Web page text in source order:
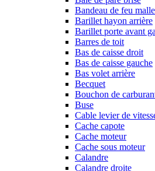
Bandeau de feu
Barillet hayon arrière
Barillet porte avant
Barres de toit
Bas de caisse droit
Bas de caisse gauche
Bas volet arrière
Becquet
Bouchon de
Buse
Cable levier de
Cache capote
Cache moteur
Cache sous moteur
Calandre
Calandre droite